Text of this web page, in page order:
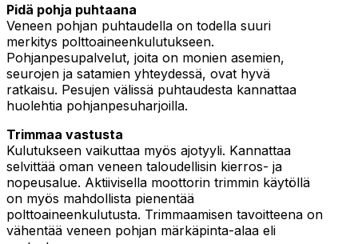
Pidä pohja puhtaana
Veneen pohjan puhtaudella on todella suuri
merkitys polttoaineenkulutukseen.
Pohjanpesupalvelut, joita on monien asemien,
seurojen ja satamien yhteydessä, ovat hyvä
ratkaisu. Pesujen välissä puhtaudesta kannattaa
huolehtia pohjanpesuharjoilla.
Trimmaa vastusta
Kulutukseen vaikuttaa myös ajotyyli. Kannattaa
selvittää oman veneen taloudellisin kierros- ja
nopeusalue. Aktiivisella moottorin trimmin käytöllä
on myös mahdollista pienentää
polttoaineenkulutusta. Trimmaamisen tavoitteena on
vähentää veneen pohjan märkäpinta-alaa eli